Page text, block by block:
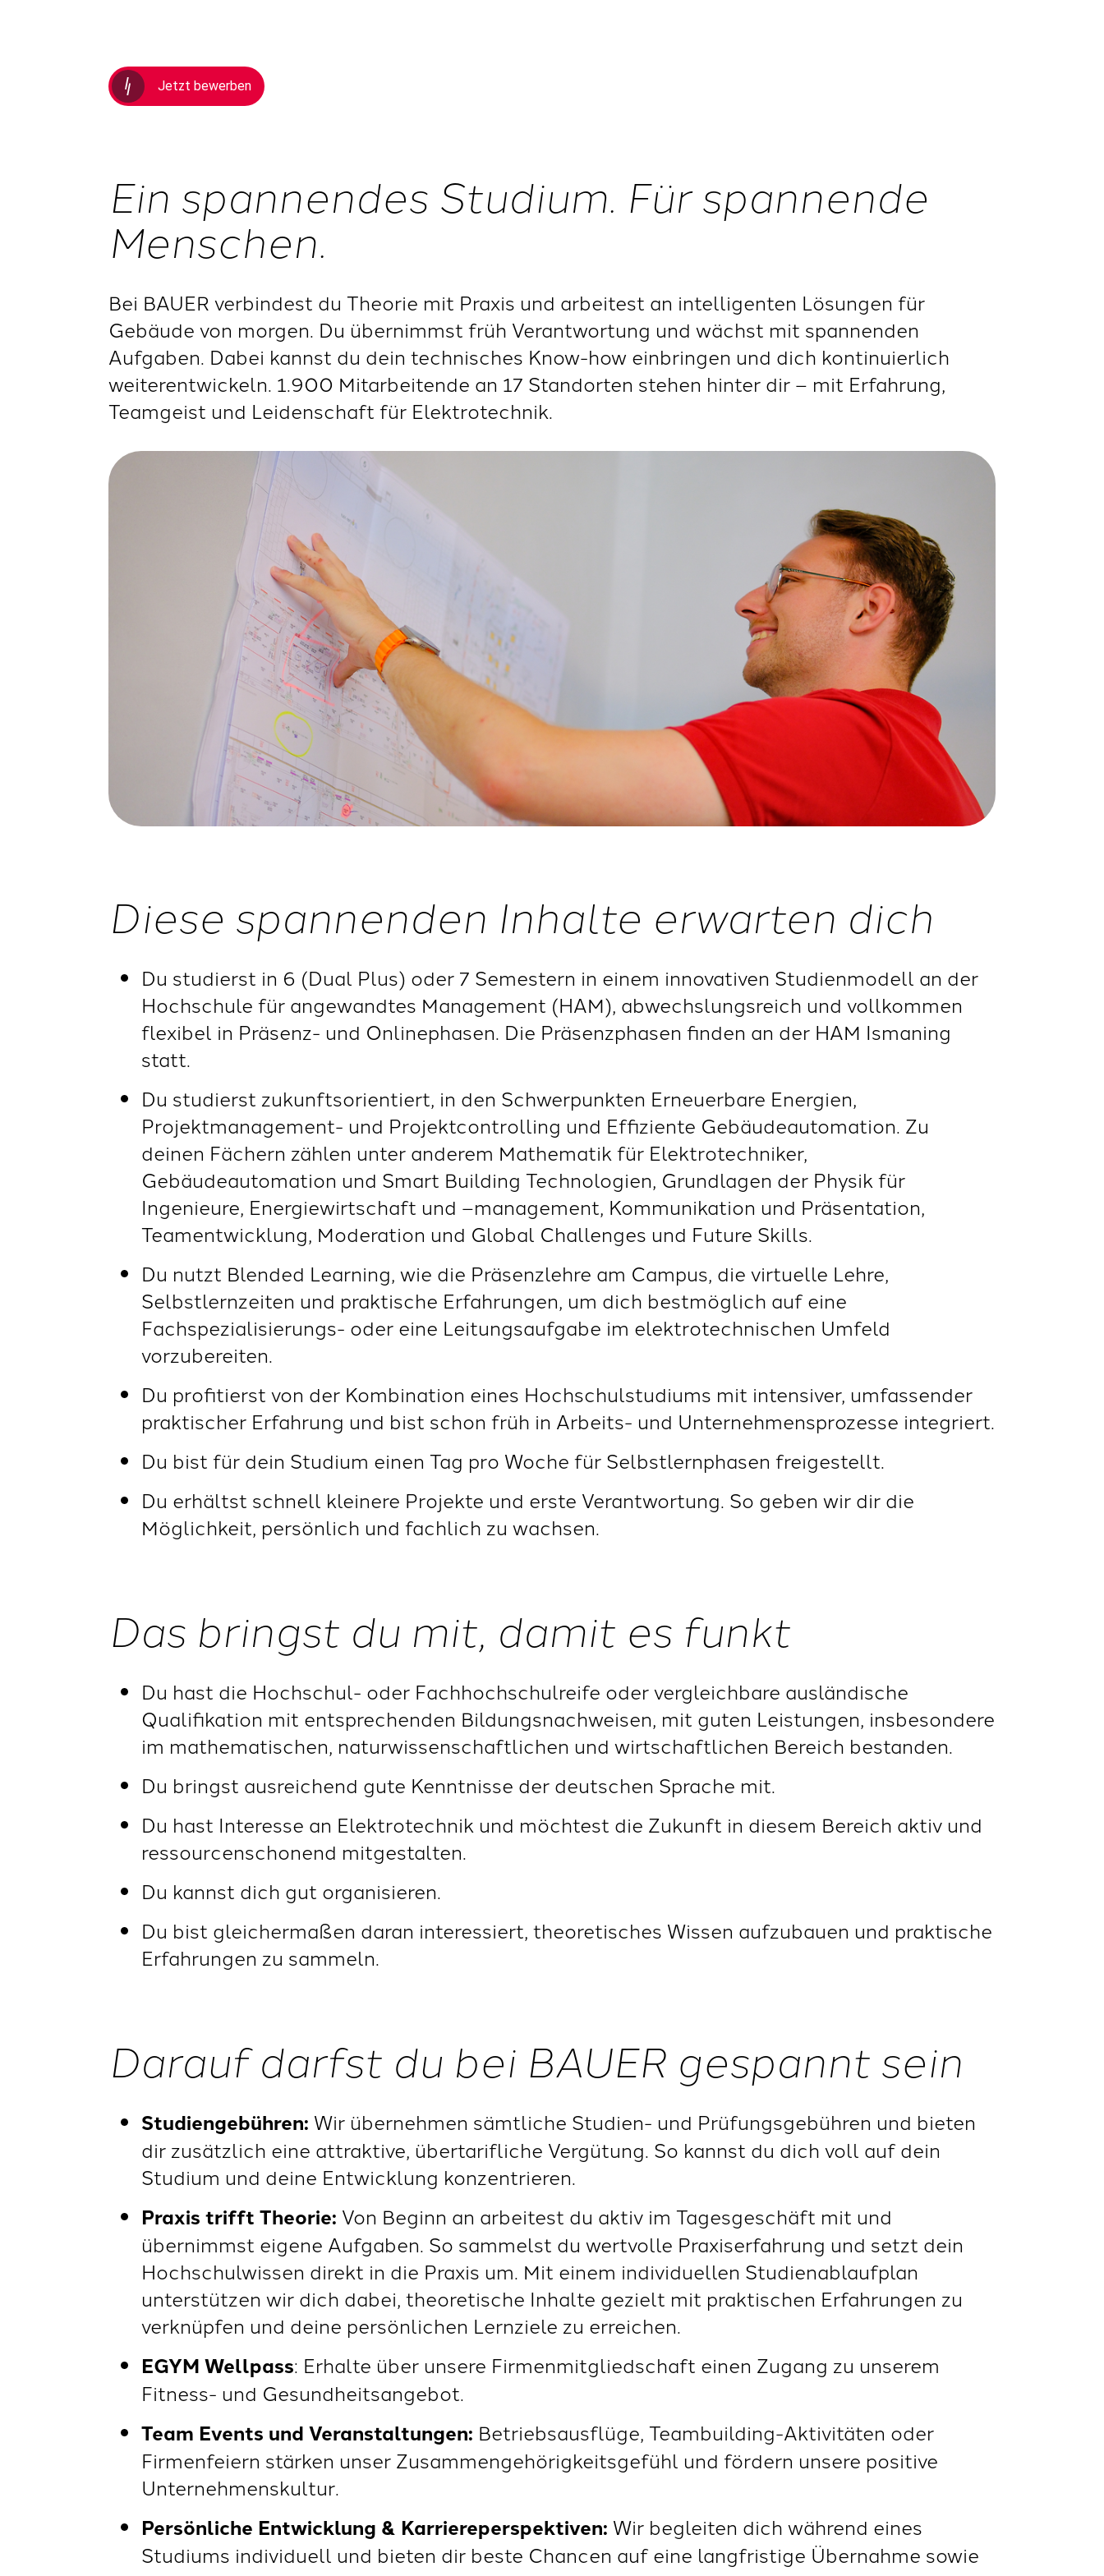
Jetzt bewerben
Ein spannendes Studium. Für spannende
Menschen.
Bei BAUER verbindest du Theorie mit Praxis und arbeitest an intelligenten Lösungen für
Gebäude von morgen. Du übernimmst früh Verantwortung und wächst mit spannenden
Aufgaben. Dabei kannst du dein technisches Know-how einbringen und dich kontinuierlich
weiterentwickeln. 1.900 Mitarbeitende an 17 Standorten stehen hinter dir – mit Erfahrung,
Teamgeist und Leidenschaft für Elektrotechnik.
Diese spannenden Inhalte erwarten dich
Du studierst in 6 (Dual Plus) oder 7 Semestern in einem innovativen Studienmodell an der
Hochschule für angewandtes Management (HAM), abwechslungsreich und vollkommen
flexibel in Präsenz- und Onlinephasen. Die Präsenzphasen finden an der HAM Ismaning
statt.
Du studierst zukunftsorientiert, in den Schwerpunkten Erneuerbare Energien,
Projektmanagement- und Projektcontrolling und Effiziente Gebäudeautomation. Zu
deinen Fächern zählen unter anderem Mathematik für Elektrotechniker,
Gebäudeautomation und Smart Building Technologien, Grundlagen der Physik für
Ingenieure, Energiewirtschaft und –management, Kommunikation und Präsentation,
Teamentwicklung, Moderation und Global Challenges und Future Skills.
Du nutzt Blended Learning, wie die Präsenzlehre am Campus, die virtuelle Lehre,
Selbstlernzeiten und praktische Erfahrungen, um dich bestmöglich auf eine
Fachspezialisierungs- oder eine Leitungsaufgabe im elektrotechnischen Umfeld
vorzubereiten.
Du profitierst von der Kombination eines Hochschulstudiums mit intensiver, umfassender
praktischer Erfahrung und bist schon früh in Arbeits- und Unternehmensprozesse integriert.
Du bist für dein Studium einen Tag pro Woche für Selbstlernphasen freigestellt.
Du erhältst schnell kleinere Projekte und erste Verantwortung. So geben wir dir die
Möglichkeit, persönlich und fachlich zu wachsen.
Das bringst du mit, damit es funkt
Du hast die Hochschul- oder Fachhochschulreife oder vergleichbare ausländische
Qualifikation mit entsprechenden Bildungsnachweisen, mit guten Leistungen, insbesondere
im mathematischen, naturwissenschaftlichen und wirtschaftlichen Bereich bestanden.
Du bringst ausreichend gute Kenntnisse der deutschen Sprache mit.
Du hast Interesse an Elektrotechnik und möchtest die Zukunft in diesem Bereich aktiv und
ressourcenschonend mitgestalten.
Du kannst dich gut organisieren.
Du bist gleichermaßen daran interessiert, theoretisches Wissen aufzubauen und praktische
Erfahrungen zu sammeln.
Darauf darfst du bei BAUER gespannt sein
Studiengebühren: Wir übernehmen sämtliche Studien- und Prüfungsgebühren und bieten
dir zusätzlich eine attraktive, übertarifliche Vergütung. So kannst du dich voll auf dein
Studium und deine Entwicklung konzentrieren.
Praxis trifft Theorie: Von Beginn an arbeitest du aktiv im Tagesgeschäft mit und
übernimmst eigene Aufgaben. So sammelst du wertvolle Praxiserfahrung und setzt dein
Hochschulwissen direkt in die Praxis um. Mit einem individuellen Studienablaufplan
unterstützen wir dich dabei, theoretische Inhalte gezielt mit praktischen Erfahrungen zu
verknüpfen und deine persönlichen Lernziele zu erreichen.
EGYM Wellpass: Erhalte über unsere Firmenmitgliedschaft einen Zugang zu unserem
Fitness- und Gesundheitsangebot.
Team Events und Veranstaltungen: Betriebsausflüge, Teambuilding-Aktivitäten oder
Firmenfeiern stärken unser Zusammengehörigkeitsgefühl und fördern unsere positive
Unternehmenskultur.
Persönliche Entwicklung & Karriereperspektiven: Wir begleiten dich während eines
Studiums individuell und bieten dir beste Chancen auf eine langfristige Übernahme sowie